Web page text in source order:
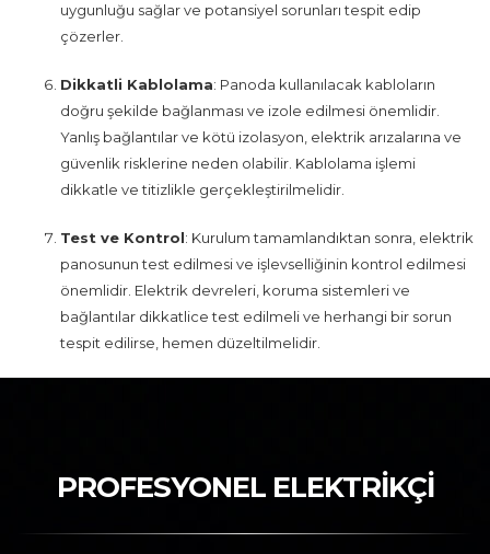
uygunluğu sağlar ve potansiyel sorunları tespit edip
çözerler.
Dikkatli Kablolama: Panoda kullanılacak kabloların
doğru şekilde bağlanması ve izole edilmesi önemlidir.
Yanlış bağlantılar ve kötü izolasyon, elektrik arızalarına ve
güvenlik risklerine neden olabilir. Kablolama işlemi
dikkatle ve titizlikle gerçekleştirilmelidir.
Test ve Kontrol: Kurulum tamamlandıktan sonra, elektrik
panosunun test edilmesi ve işlevselliğinin kontrol edilmesi
önemlidir. Elektrik devreleri, koruma sistemleri ve
bağlantılar dikkatlice test edilmeli ve herhangi bir sorun
tespit edilirse, hemen düzeltilmelidir.
PROFESYONEL ELEKTRİKÇİ